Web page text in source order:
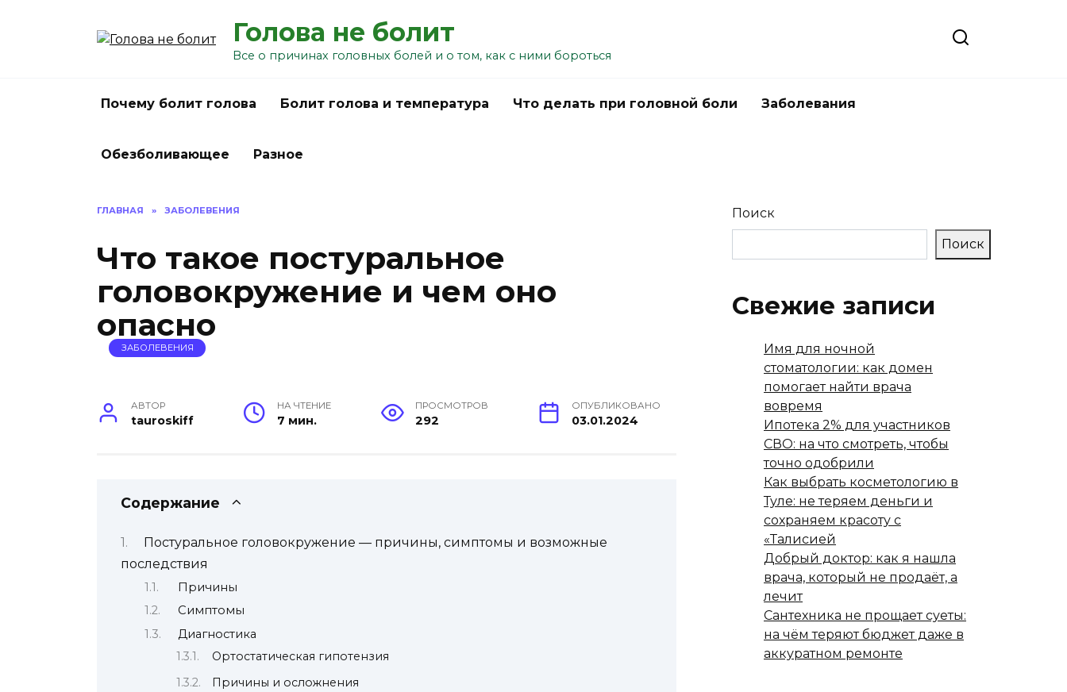
Голова не болит
Все о причинах головных болей и о том, как с ними бороться
Почему болит голова Болит голова и температура Что делать при головной боли Заболевания
Обезболивающее Разное
ГЛАВНАЯ » ЗАБОЛЕВЕНИЯ
Что такое постуральное
головокружение и чем оно
опасно
ЗАБОЛЕВЕНИЯ
АВТОР
tauroskiff
НА ЧТЕНИЕ
7 мин.
ПРОСМОТРОВ
292
ОПУБЛИКОВАНО
03.01.2024
Содержание
Постуральное головокружение — причины, симптомы и возможные
последствия
Причины
Симптомы
Диагностика
Ортостатическая гипотензия
Причины и осложнения
Поиск
Поиск
Свежие записи
Имя для ночной
стоматологии: как домен
помогает найти врача
вовремя
Ипотека 2% для участников
СВО: на что смотреть, чтобы
точно одобрили
Как выбрать косметологию в
Туле: не теряем деньги и
сохраняем красоту с
«Талисией
Добрый доктор: как я нашла
врача, который не продаёт, а
лечит
Сантехника не прощает суеты:
на чём теряют бюджет даже в
аккуратном ремонте